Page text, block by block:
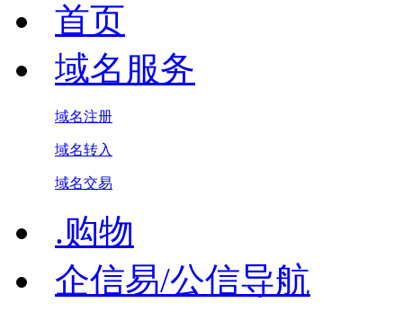
首页
域名服务
域名注册
域名转入
域名交易
.购物
企信易/公信导航